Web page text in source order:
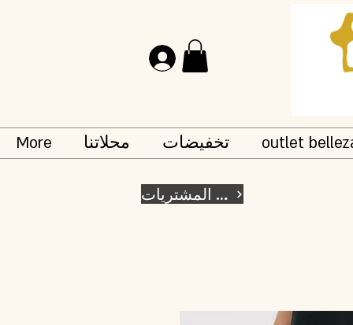
outlet تخفيضات محلاتنا More
الرجوع الى المشتريات